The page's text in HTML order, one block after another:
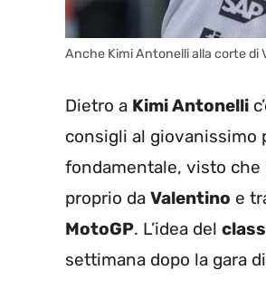
Anche Kimi Antonelli alla corte di
Dietro a Kimi Antonelli
consigli al giovanissimo
fondamentale, visto che
proprio da Valentino e
MotoGP. L’idea del
settimana dopo la gara